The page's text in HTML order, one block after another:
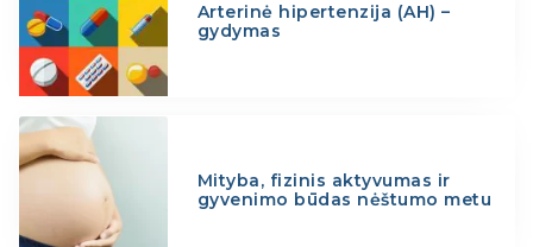
Arterinė hipertenzija (AH) –
gydymas
Mityba, fizinis aktyvumas ir
gyvenimo būdas nėštumo metu